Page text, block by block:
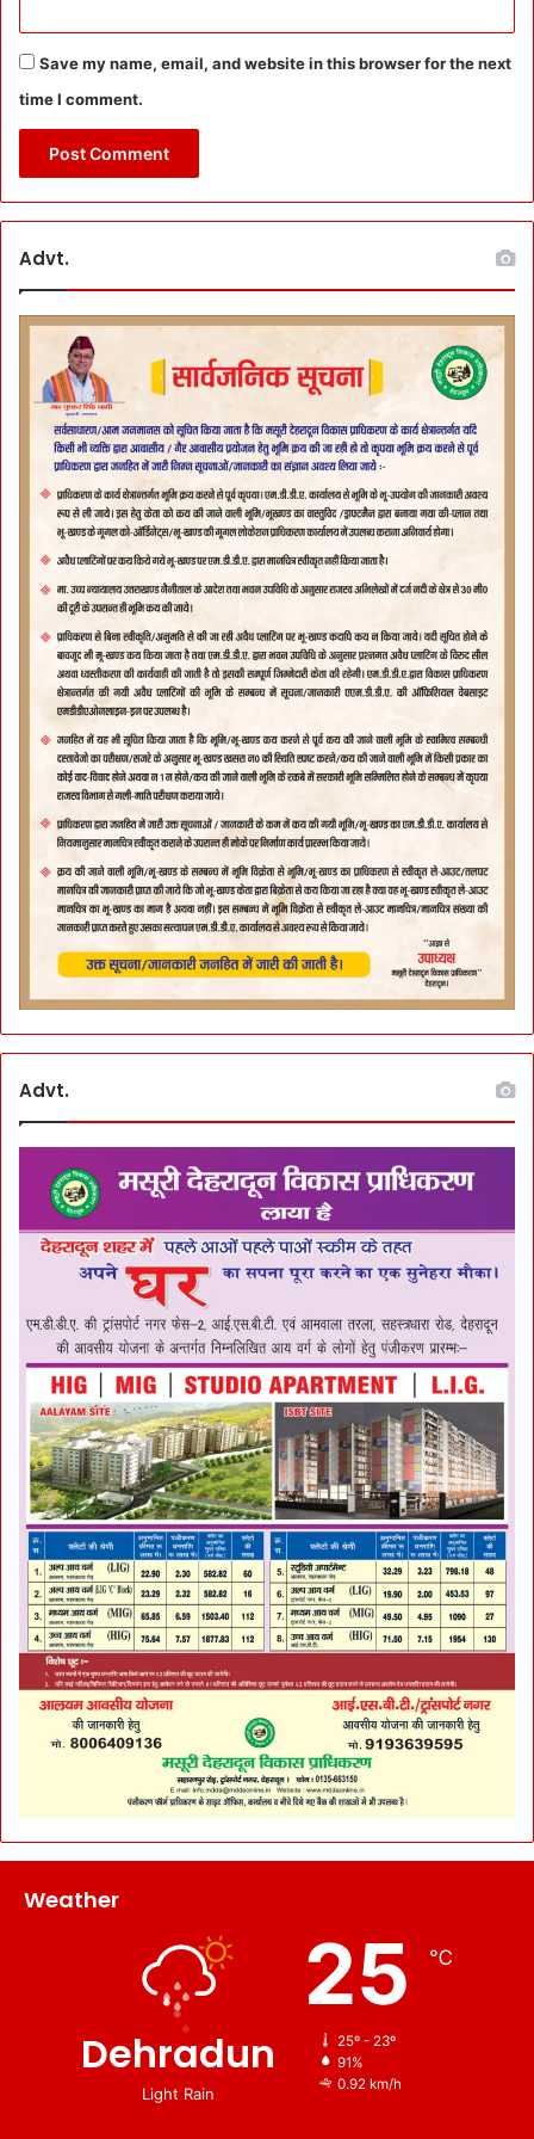
Save my name, email, and website in this browser for the next
time I comment.
Advt.
Advt.
Weather
Dehradun
Light Rain
25 ℃
25º - 23º
91%
0.92 km/h